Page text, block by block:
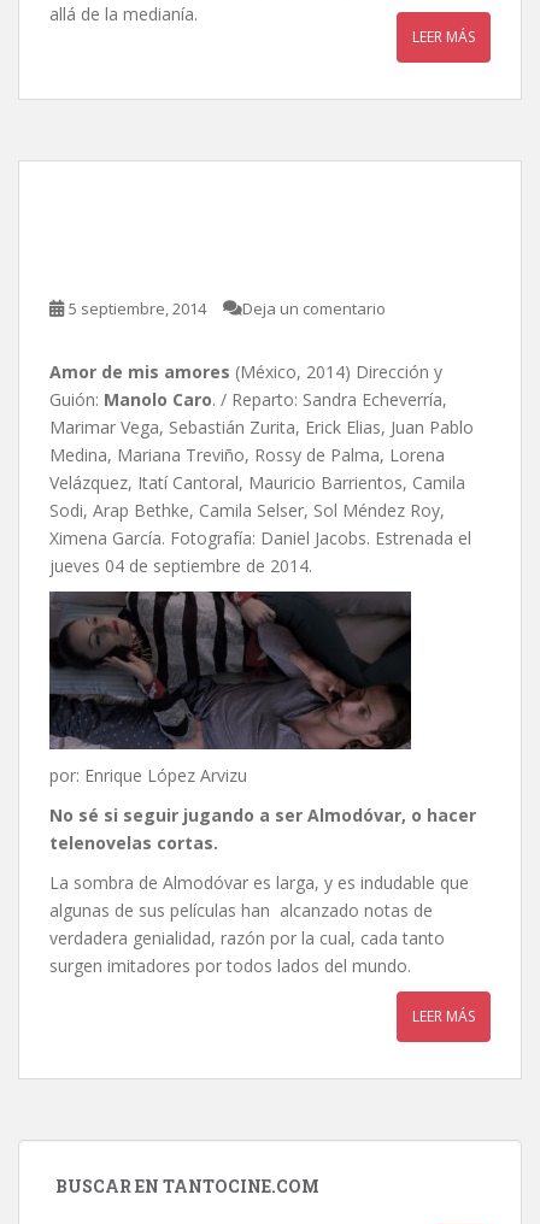
allá de la medianía.
LEER MÁS
5 septiembre, 2014 Deja un comentario
Amor de mis amores (México, 2014) Dirección y
Guión: Manolo Caro. / Reparto: Sandra Echeverría,
Marimar Vega, Sebastián Zurita, Erick Elias, Juan Pablo
Medina, Mariana Treviño, Rossy de Palma, Lorena
Velázquez, Itatí Cantoral, Mauricio Barrientos, Camila
Sodi, Arap Bethke, Camila Selser, Sol Méndez Roy,
Ximena García. Fotografía: Daniel Jacobs. Estrenada el
jueves 04 de septiembre de 2014.
por: Enrique López Arvizu
No sé si seguir jugando a ser Almodóvar, o hacer
telenovelas cortas.
La sombra de Almodóvar es larga, y es indudable que
algunas de sus películas han alcanzado notas de
verdadera genialidad, razón por la cual, cada tanto
surgen imitadores por todos lados del mundo.
LEER MÁS
BUSCAR EN TANTOCINE.COM